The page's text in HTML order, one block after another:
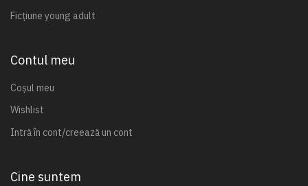
Ficțiune young adult
Contul meu
Coșul meu
Wishlist
Intră în cont/creează un cont
Cine suntem